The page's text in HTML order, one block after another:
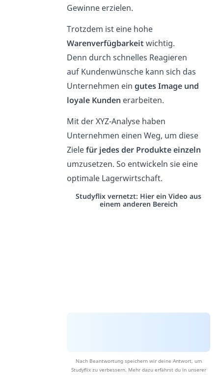
Gewinne erzielen.
Trotzdem ist eine hohe
Warenverfügbarkeit wichtig.
Denn durch schnelles Reagieren
auf Kundenwünsche kann sich das
Unternehmen ein gutes Image und
loyale Kunden erarbeiten.
Mit der XYZ-Analyse haben
Unternehmen einen Weg, um diese
Zielefür jedes der Produkte einzeln
umzusetzen. So entwickeln sie eine
optimale Lagerwirtschaft.
Studyflix vernetzt: Hier ein Video aus
einem anderen Bereich
Nach Beantwortung speichern wir deine Antwort, um
Studyflix zu verbessern. Mehr dazu erfährst du in unserer